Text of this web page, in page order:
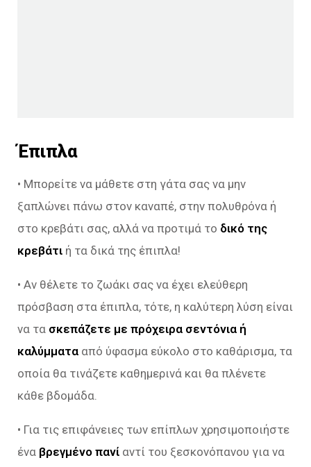
Έπιπλα
• Μπορείτε να μάθετε στη γάτα σας να μην
ξαπλώνει πάνω στον καναπέ, στην πολυθρόνα ή
στο κρεβάτι σας, αλλά να προτιμά το δικό της
κρεβάτι ή τα δικά της έπιπλα!
• Αν θέλετε το ζωάκι σας να έχει ελεύθερη
πρόσβαση στα έπιπλα, τότε, η καλύτερη λύση είναι
να τα σκεπάζετε με πρόχειρα σεντόνια ή
καλύμματα από ύφασμα εύκολο στο καθάρισμα, τα
οποία θα τινάζετε καθημερινά και θα πλένετε
κάθε βδομάδα.
• Για τις επιφάνειες των επίπλων χρησιμοποιήστε
ένα βρεγμένο πανί αντί του ξεσκονόπανου για να